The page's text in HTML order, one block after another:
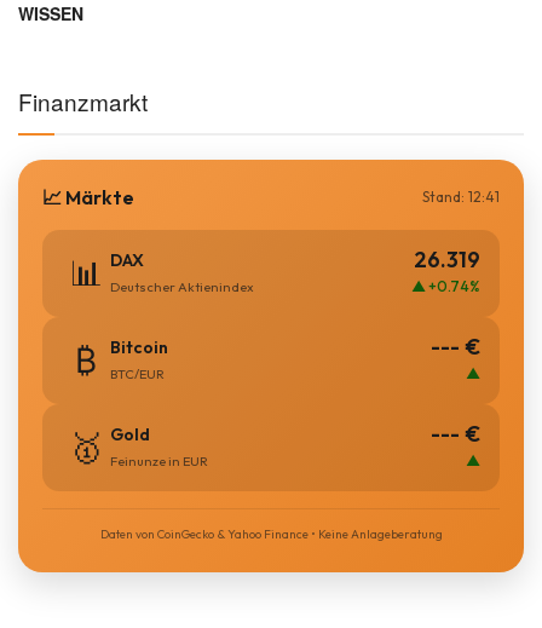
WISSEN
Finanzmarkt
📈 Märkte Stand: 12:41
📊 DAX
Deutscher Aktienindex
26.319
▲ +0.74%
₿ Bitcoin
BTC/EUR
--- €
▲
🥇 Gold
Feinunze in EUR
--- €
▲
Daten von CoinGecko & Yahoo Finance • Keine Anlageberatung